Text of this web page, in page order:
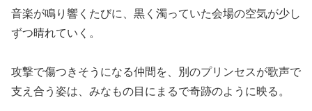
音楽が鳴り響くたびに、黒く濁っていた会場の空気が少し
ずつ晴れていく。
攻撃で傷つきそうになる仲間を、別のプリンセスが歌声で
支え合う姿は、みなもの目にまるで奇跡のように映る。